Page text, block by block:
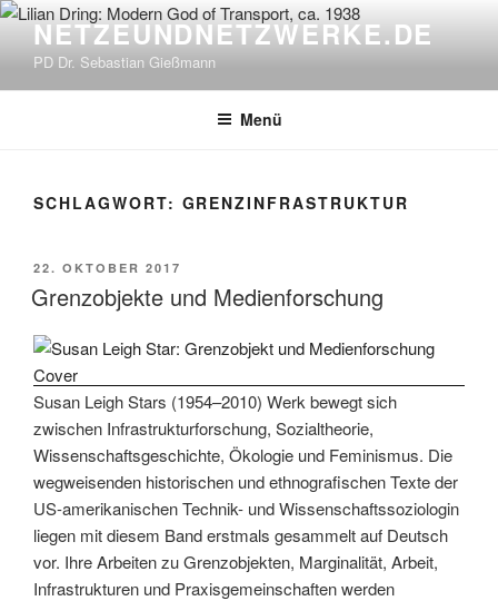
Zum
springen
NETZEUNDNETZWERKE.DE
PD Dr. Sebastian Gießmann
Menü
SCHLAGWORT: GRENZINFRASTRUKTUR
VERÖFFENTLICHT
AM
22. OKTOBER 2017
Grenzobjekte und Medienforschung
Susan Leigh Stars (1954–2010) Werk bewegt sich
zwischen Infrastrukturforschung, Sozialtheorie,
Wissenschaftsgeschichte, Ökologie und Feminismus. Die
wegweisenden historischen und ethnografischen Texte der
US-amerikanischen Technik- und Wissenschaftssoziologin
liegen mit diesem Band erstmals gesammelt auf Deutsch
vor. Ihre Arbeiten zu Grenzobjekten, Marginalität, Arbeit,
Infrastrukturen und Praxisgemeinschaften werden